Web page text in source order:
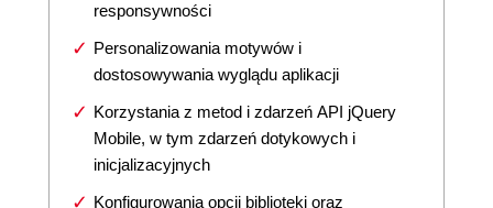
responsywności
Personalizowania motywów i
dostosowywania wyglądu aplikacji
Korzystania z metod i zdarzeń API jQuery
Mobile, w tym zdarzeń dotykowych i
inicjalizacyjnych
Konfigurowania opcji biblioteki oraz